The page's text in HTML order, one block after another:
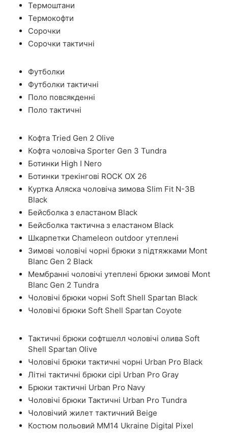
Термоштани
Термокофти
Сорочки
Сорочки тактичні
Футболки
Футболки тактичні
Поло повсякденні
Поло тактичні
Кофта Tried Gen 2 Olive
Кофта чоловіча Sporter Gen 3 Tundra
Ботинки High I Nero
Ботинки трекінгові ROCK OX 26
Куртка Аляска чоловіча зимова Slim Fit N-3B
Black
Бейсболка з еластаном Black
Бейсболка тактична з еластаном Black
Шкарпетки Chameleon outdoor утеплені
Зимові чоловічі чорні брюки з підтяжками Mont
Blanc Gen 2 Black
Мембранні чоловічі утеплені брюки зимові Mont
Blanc Gen 2 Tundra
Чоловічі брюки чорні Soft Shell Spartan Black
Чоловічі брюки Soft Shell Spartan Coyote
Тактичні брюки софтшелл чоловічі олива Soft
Shell Spartan Olive
Чоловічі брюки тактичні чорні Urban Pro Black
Літні тактичні брюки сірі Urban Pro Gray
Брюки тактичні Urban Pro Navy
Чоловічі брюки Тактичні Urban Pro Tundra
Чоловічий жилет тактичний Beige
Костюм польовий ММ14 Ukraine Digital Pixel